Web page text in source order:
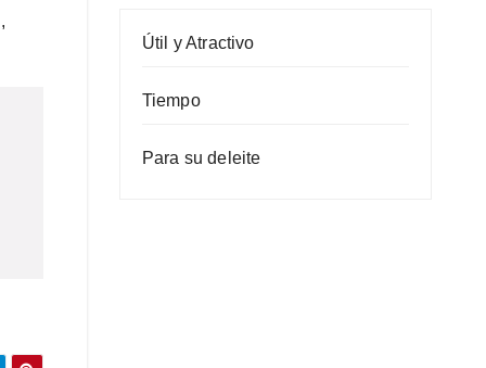
Útil y Atractivo
Tiempo
Para su deleite